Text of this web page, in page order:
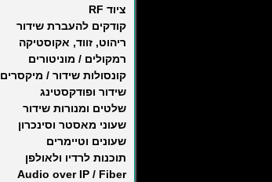
ציוד RF
קודקים להעברת שידור
ריהוט, זווד, אקוסטיקה
רמקולים / מוניטורים
קונסולות שידור / מיקסרים
שידור ופודקסטינג
שלטים ומנורות שידור
שעוני מאסטר וסינכרון
שעונים וטיימרים
תוכנות לרדיו ולאולפן
Audio over IP / Fiber